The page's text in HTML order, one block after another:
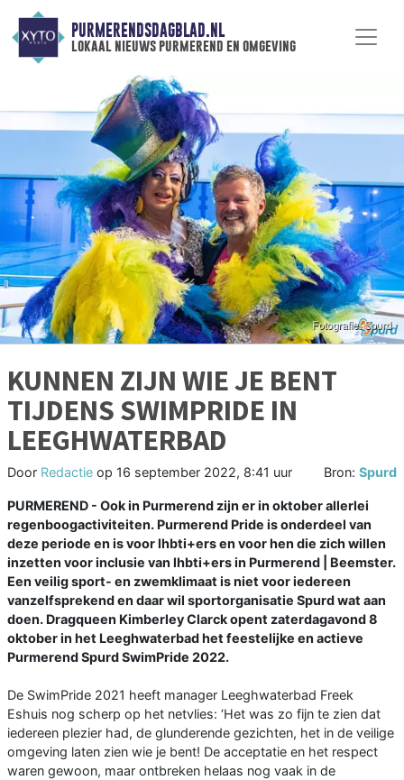
PURMERENDSDAGBLAD.NL
lokaal nieuws purmerend en omgeving
KUNNEN ZIJN WIE JE BENT
TIJDENS SWIMPRIDE IN
LEEGHWATERBAD
Door Redactie op 16 september 2022, 8:41 uur Bron: Spurd
PURMEREND - Ook in Purmerend zijn er in oktober allerlei
regenboogactiviteiten. Purmerend Pride is onderdeel van
deze periode en is voor lhbti+ers en voor hen die zich willen
inzetten voor inclusie van lhbti+ers in Purmerend | Beemster.
Een veilig sport- en zwemklimaat is niet voor iedereen
vanzelfsprekend en daar wil sportorganisatie Spurd wat aan
doen. Dragqueen Kimberley Clarck opent zaterdagavond 8
oktober in het Leeghwaterbad het feestelijke en actieve
Purmerend Spurd SwimPride 2022.
De SwimPride 2021 heeft manager Leeghwaterbad Freek
Eshuis nog scherp op het netvlies: ‘Het was zo fijn te zien dat
iedereen plezier had, de glunderende gezichten, het in de veilige
omgeving laten zien wie je bent! De acceptatie en het respect
waren gewoon, maar ontbreken helaas nog vaak in de